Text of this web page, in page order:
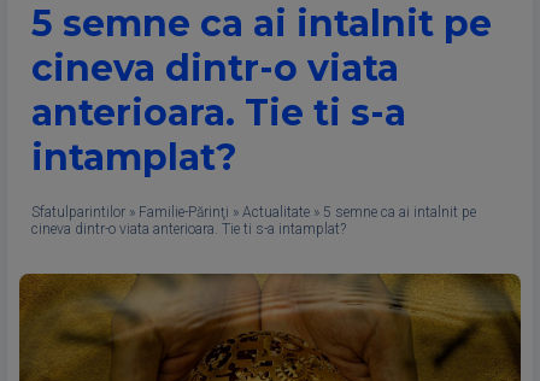
5 semne ca ai intalnit pe
cineva dintr-o viata
anterioara. Tie ti s-a
intamplat?
Sfatulparintilor » Familie-Părinţi » Actualitate » 5 semne ca ai intalnit pe
cineva dintr-o viata anterioara. Tie ti s-a intamplat?